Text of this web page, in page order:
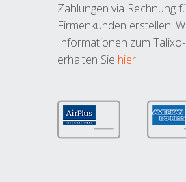
Zahlungen via Rechnung
Firmenkunden erstellen.
Informationen zum
erhalten Sie hier.